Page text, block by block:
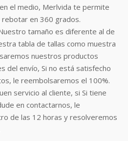
el medio, Merlvida te permite
en 360 grados.
tamaño es diferente al de
tabla de tallas como muestra
nuestros productos
del envío, Si no está satisfecho
le reembolsaremos el 100%.
servicio al cliente, si Si tiene
en contactarnos, le
de las 12 horas y resolveremos